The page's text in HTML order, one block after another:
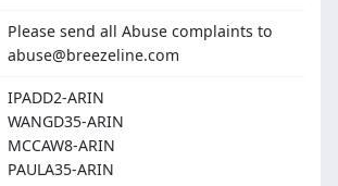
Please send all Abuse complaints to
abuse@breezeline.com
IPADD2-ARIN
WANGD35-ARIN
MCCAW8-ARIN
PAULA35-ARIN